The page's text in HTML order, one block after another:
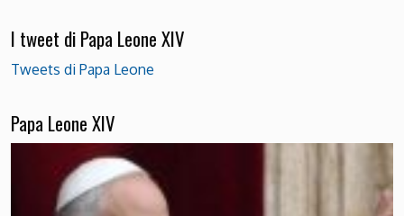
I tweet di Papa Leone XIV
Tweets di Papa Leone
Papa Leone XIV